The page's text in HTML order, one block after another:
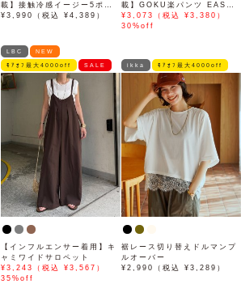
載】接触冷感イージー5ポケ
ット
¥3,990（税込 ¥4,389）
載】GOKU楽パンツ EASY
STRETCH 冷感アンクル
【接触冷感】「小泉孝太郎さ
¥3,073（税込 ¥3,380）
30%off
LBC NEW
ﾓｱｵﾌ最大4000off SALE
【インフルエンサー着用】キ
ャミワイドサロペット
¥3,243（税込 ¥3,567）
35%off
ikka ﾓｱｵﾌ最大4000off
裾レース切り替えドルマンプ
ルオーバー
¥2,990（税込 ¥3,289）